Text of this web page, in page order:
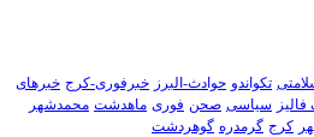
تکواندو حوادث-البرز خبرفوری-کرج خبرهای
سیاسی صحن فوری ماهدشت محمدشهر
کرج گرمدره گوهردشت